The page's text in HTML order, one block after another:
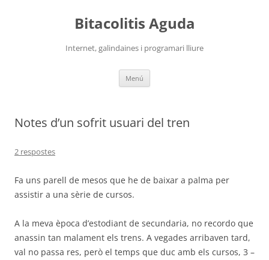
Bitacolitis Aguda
Internet, galindaines i programari lliure
Menú
Notes d’un sofrit usuari del tren
2 respostes
Fa uns parell de mesos que he de baixar a palma per
assistir a una sèrie de cursos.
A la meva època d’estodiant de secundaria, no recordo que
anassin tan malament els trens. A vegades arribaven tard,
val no passa res, però el temps que duc amb els cursos, 3 –